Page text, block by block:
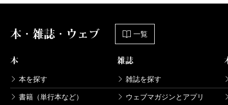
本・雑誌・ウェブ 一覧
本
本を探す
書籍（単行本など）
雑誌
雑誌を探す
ウェブマガジンとアプリ